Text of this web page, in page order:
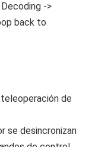
de
se desincronizan